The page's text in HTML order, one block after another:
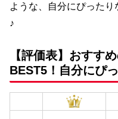
ような、自分にぴった
♪
【評価表】おすす
BEST5！自分にぴ